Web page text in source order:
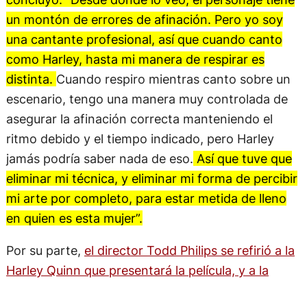
un montón de errores de afinación. Pero yo soy
una cantante profesional, así que cuando canto
como Harley, hasta mi manera de respirar es
distinta. Cuando respiro mientras canto sobre un
escenario, tengo una manera muy controlada de
asegurar la afinación correcta manteniendo el
ritmo debido y el tiempo indicado, pero Harley
jamás podría saber nada de eso. Así que tuve que
eliminar mi técnica, y eliminar mi forma de percibir
mi arte por completo, para estar metida de lleno
en quien es esta mujer”.
Por su parte, el director Todd Philips se refirió a la
Harley Quinn que presentará la película, y a la